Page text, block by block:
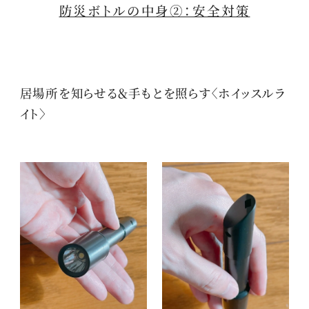
防災ボトルの中身②：安全対策
居場所を知らせる＆手もとを照らす〈ホイッスルラ
イト〉